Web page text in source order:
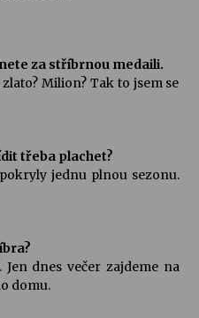
za stříbrnou medaili.
Milion? Tak to jsem se
třeba plachet?
jednu plnou sezonu.
dnes večer zajdeme na
domu.